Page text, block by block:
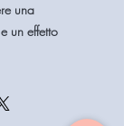
una
un effetto